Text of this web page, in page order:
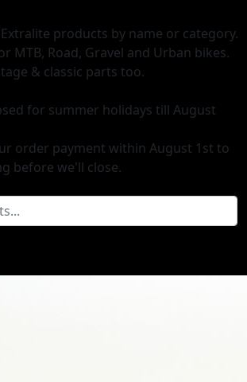
products by name or category.
MTB, Road, Gravel and Urban bikes.
& classic parts too.
for summer holidays till August
order payment within August 1st to
before we'll close.